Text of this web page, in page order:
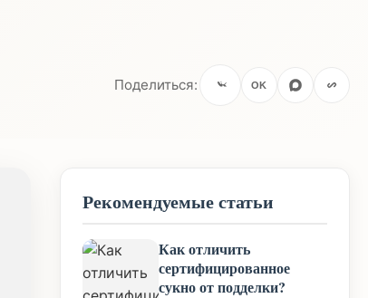
Поделиться: OK
Рекомендуемые статьи
Как отличить
сертифицированное
сукно от подделки?